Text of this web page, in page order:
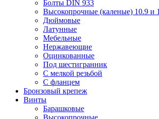
Болты DIN 933
Высокопрочные (каленые) 10.9 и
Дюймовые
Латунные
Мебельные
Нержавеющие
Оцинкованные
Под шестигранник
С мелкой резьбой
С фланцем
Бронзовый крепеж
Винты
Барашковые
Высокопрочные